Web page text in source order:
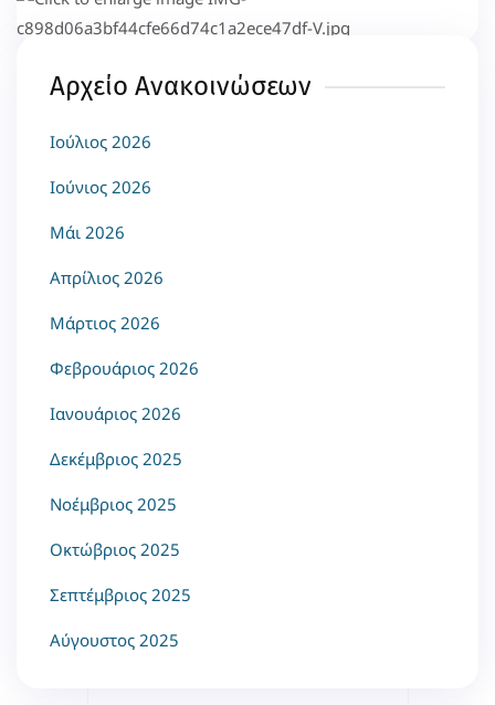
Αρχείο Ανακοινώσεων
Ιούλιος 2026
Ιούνιος 2026
Μάι 2026
Απρίλιος 2026
Μάρτιος 2026
Φεβρουάριος 2026
Ιανουάριος 2026
Δεκέμβριος 2025
Νοέμβριος 2025
Οκτώβριος 2025
Σεπτέμβριος 2025
Αύγουστος 2025